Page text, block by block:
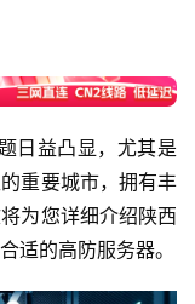
日益凸显，尤其是
重要城市，拥有丰
为您详细介绍陕西
适的高防服务器。